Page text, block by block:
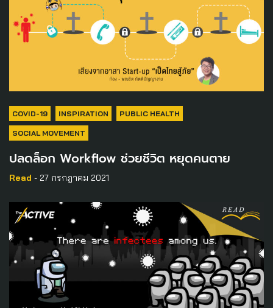
COVID-19 INSPIRATION PUBLIC HEALTH
SOCIAL MOVEMENT
ปลดล็อก Workflow ช่วยชีวิต หยุดคนตาย
Read - 27 กรกฎาคม 2021